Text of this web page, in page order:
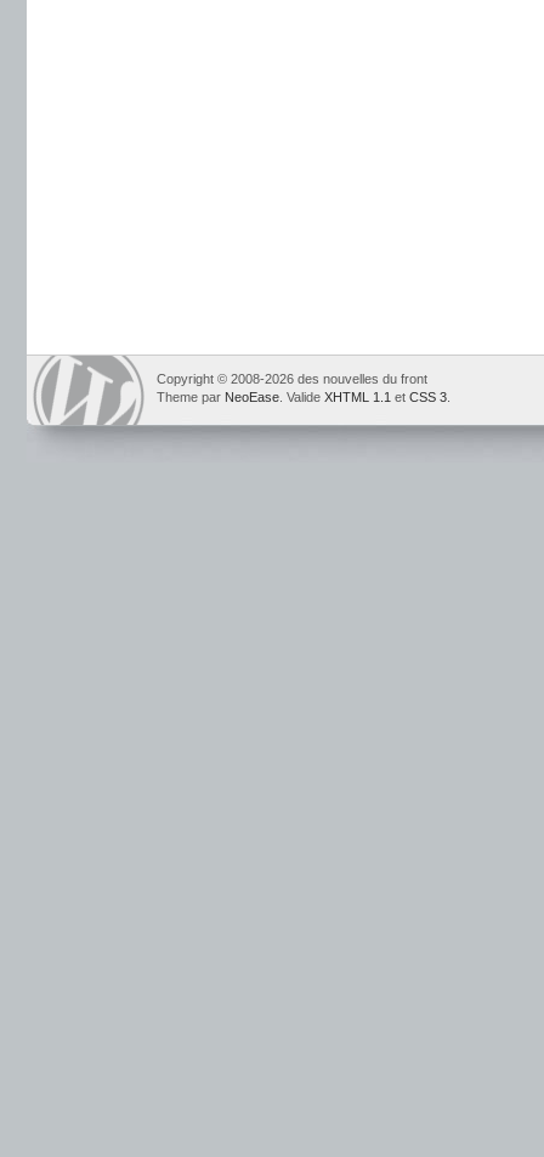
Copyright © 2008-2026 des nouvelles du front
Theme par NeoEase . Valide XHTML 1.1 et CSS 3